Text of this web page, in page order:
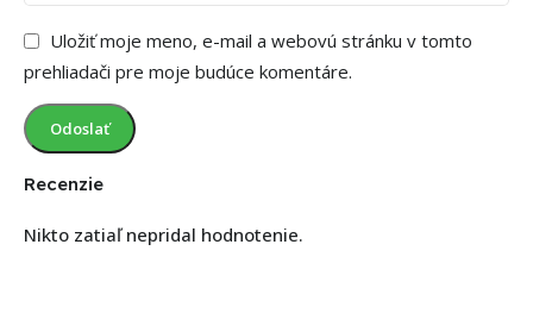
Recenzie
Nikto zatiaľ nepridal hodnotenie.
Uložiť moje meno, e-mail a webovú stránku v tomto
prehliadači pre moje budúce komentáre.